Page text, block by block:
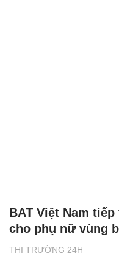
THỊ TRƯỜNG 24H
BAT Việt Nam
cho phụ nữ vùng